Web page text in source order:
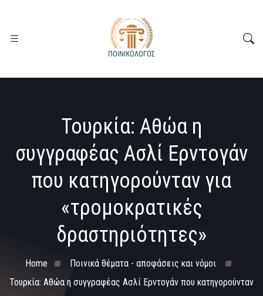
Τουρκία: Αθώα η
συγγραφέας Ασλί Ερντογάν
που κατηγορούνταν για
«τρομοκρατικές
δραστηριότητες»
Home
Ποινικά θέματα - αποφάσεις και νόμοι
Τουρκία: Αθώα η συγγραφέας Ασλί Ερντογάν που κατηγορούνταν